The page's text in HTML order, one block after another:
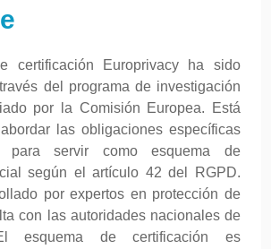
certificación Europrivacy ha sido
del programa de investigación
por la Comisión Europea. Está
las obligaciones específicas
servir como esquema de
según el artículo 42 del RGPD.
por expertos en protección de
con las autoridades nacionales de
esquema de certificación es